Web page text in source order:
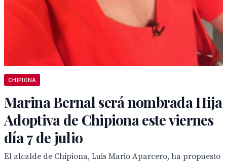
CHIPIONA
Marina Bernal será nombrada Hija
Adoptiva de Chipiona este viernes
día 7 de julio
El alcalde de Chipiona, Luis Mario Aparcero, ha propuesto